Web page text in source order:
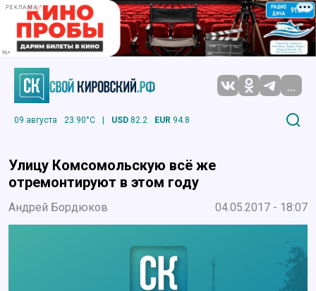
РЕКЛАМА
...
09 августа 23.90°C | USD 82.2 EUR 94.8
Улицу Комсомольскую всё же
отремонтируют в этом году
Андрей Бордюков 04.05.2017 - 18:07